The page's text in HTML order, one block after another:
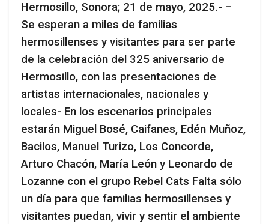
Hermosillo, Sonora; 21 de mayo, 2025.- –
Se esperan a miles de familias
hermosillenses y visitantes para ser parte
de la celebración del 325 aniversario de
Hermosillo, con las presentaciones de
artistas internacionales, nacionales y
locales- En los escenarios principales
estarán Miguel Bosé, Caifanes, Edén Muñoz,
Bacilos, Manuel Turizo, Los Concorde,
Arturo Chacón, María León y Leonardo de
Lozanne con el grupo Rebel Cats Falta sólo
un día para que familias hermosillenses y
visitantes puedan, vivir y sentir el ambiente